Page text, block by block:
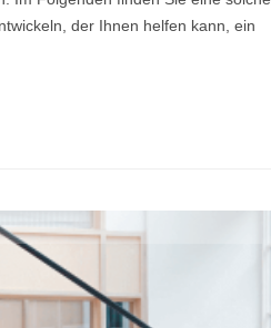
der Ihnen helfen kann, ein